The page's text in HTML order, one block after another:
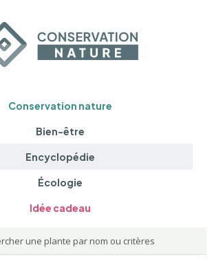
Conservation nature
Bien-être
Encyclopédie
Écologie
Idée cadeau
une plante par nom ou critères